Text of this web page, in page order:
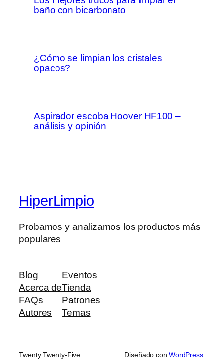
baño con bicarbonato
¿Cómo se limpian los cristales
opacos?
Aspirador escoba Hoover HF100 –
análisis y opinión
HiperLimpio
Probamos y analizamos los productos más
populares
Blog
Acerca de
FAQs
Autores
Eventos
Tienda
Patrones
Temas
Twenty Twenty-Five Diseñado con WordPress